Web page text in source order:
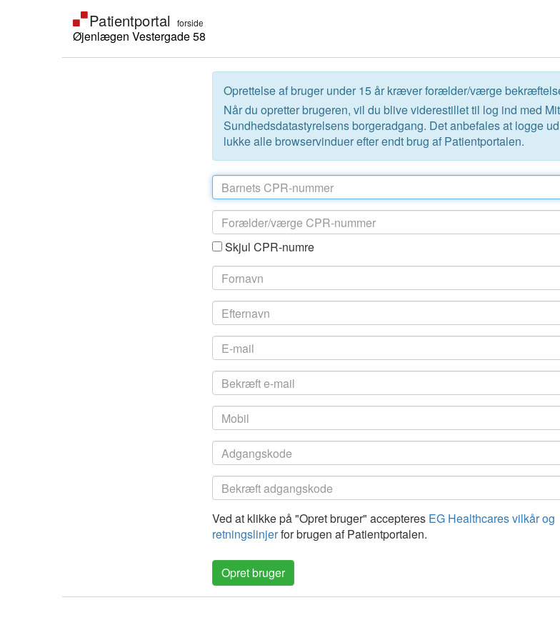
Øjenlægen Vestergade 58
Oprettelse af bruger under 15 år kræver forælder/værge
Når du opretter brugeren, vil du blive viderestillet til log ind med
Sundhedsdatastyrelsens borgeradgang. Det anbefales at logge
lukke alle browservinduer efter endt brug af Patientportalen.
Skjul CPR-numre
Ved at klikke på "Opret bruger" accepteres EG Healthcares vilkår og
retningslinjerfor brugen af Patientportalen.